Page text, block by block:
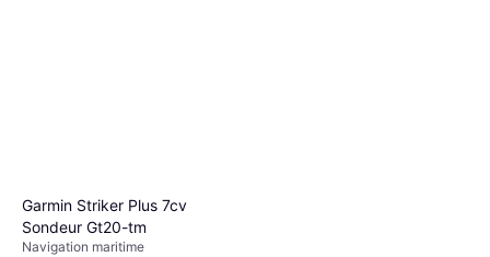
Garmin Striker Plus 7cv
Sondeur Gt20-tm
Navigation maritime